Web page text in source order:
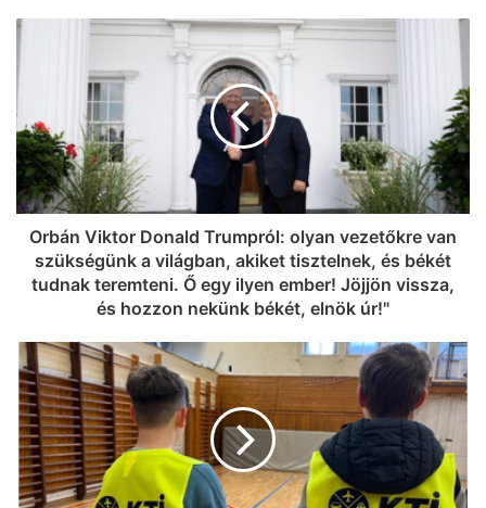
Orbán Viktor Donald Trumpról: olyan vezetőkre van
szükségünk a világban, akiket tisztelnek, és békét
tudnak teremteni. Ő egy ilyen ember! Jöjjön vissza,
és hozzon nekünk békét, elnök úr!"